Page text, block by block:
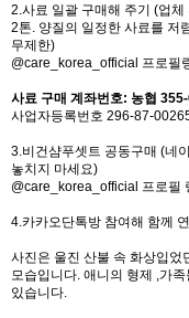
2.사료 일괄 구매해 주기 (업
2톤. 양질의 일정한 사료를 저
무제한)
@care_korea_official 프로필
사료 구매 계좌번호: 농협
사업자등록번호 296-87-
3.비건샴푸셋트 공동구매 (네
놓치지 마세요)
@care_korea_official 프로필
4.카카오단톡방 참여해 함께
사진은 울진 산불 속 화상입었
모습입니다. 애니의 형제 ,가
있습니다.